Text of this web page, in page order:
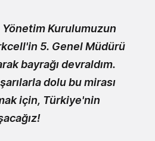
Kurulumuzun
5. Genel Müdürü
bayrağı devraldım.
dolu bu mirası
için, Türkiye'nin